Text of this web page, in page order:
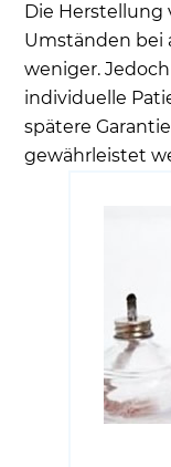
Die Herstellung
Umständen bei
weniger.
individuelle
spätere
gewährleistet